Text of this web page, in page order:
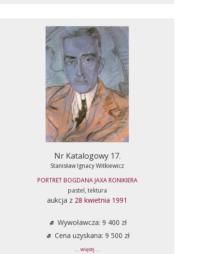
Nr Katalogowy 17.
Stanisław Ignacy Witkiewicz
PORTRET BOGDANA JAXA RONIKIERA
pastel, tektura
aukcja z 28 kwietnia 1991
Wywoławcza: 9 400 zł
Cena uzyskana: 9 500 zł
... więcej ...